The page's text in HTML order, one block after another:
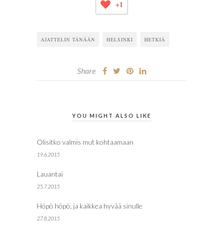
+1
AJATTELIN TÄNÄÄN HELSINKI HETKIÄ
Share
YOU MIGHT ALSO LIKE
Olisitko valmis mut kohtaamaan
19.6.2015
Lauantai
25.7.2015
Höpö höpö, ja kaikkea hyvää sinulle
27.8.2015